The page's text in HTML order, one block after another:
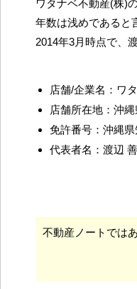
ワタナベ不動産(株)
年数は浅めであると
2014年3月時点で、
店舗/企業名：ワ
店舗所在地：沖
免許番号：沖縄
代表者名：渡辺
不動産ノートでは